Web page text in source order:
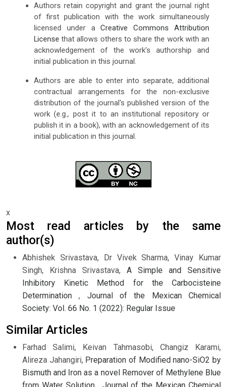
Authors retain copyright and grant the journal right
of first publication with the work simultaneously
licensed under aCreative Commons Attribution
License that allows others to share the work with an
acknowledgement of the work's authorship and
initial publication in this journal.
Authors are able to enter into separate, additional
contractual arrangements for the non-exclusive
distribution of the journal's published version of the
work (e.g., post it to an institutional repository or
publish it in a book), with an acknowledgement of its
initial publication in this journal.
x
Most read articles by the same
author(s)
Abhishek Srivastava, Dr Vivek Sharma, Vinay Kumar
Singh, Krishna Srivastava, A Simple and Sensitive
Inhibitory Kinetic Method for the Carbocisteine
Determination, Journal of the Mexican Chemical
Society: Vol. 66 No. 1 (2022): Regular Issue
Similar Articles
Farhad Salimi, Keivan Tahmasobi, Changiz Karami,
Alireza Jahangiri, Preparation of Modified nano-SiO2 by
Bismuth and Iron as a novel Remover of Methylene Blue